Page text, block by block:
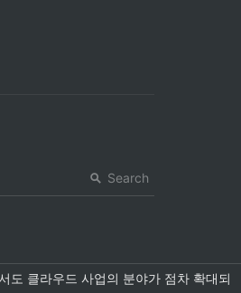
Search
도 클라우드 사업의 분야가 점차 확대되